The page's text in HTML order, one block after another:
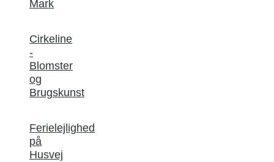
Mark
Cirkeline
-
Blomster
og
Brugskunst
Ferielejlighed
på
Husvej